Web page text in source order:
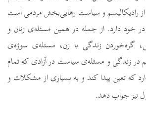
رادیکالیسم و سیاست رهایی‌بخش مردمی است
خود دارد. از جمله در همین مسئله‌ی زنان و
گره‌خوردن زندگی با زن، مسئله‌ی سوژه‌ی
در زندگی و مسئله‌ی سیاست در آزادی که تمام
که تعین پیدا کند و به بسیاری از مشکلات و
نیز جواب ‌دهد.